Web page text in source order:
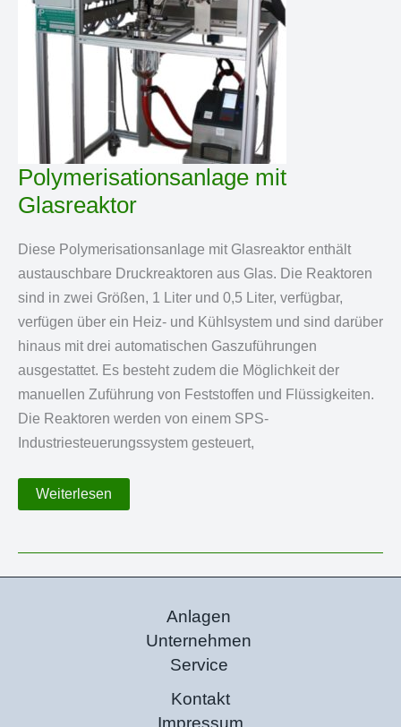
Polymerisationsanlage mit
Glasreaktor
Diese Polymerisationsanlage mit Glasreaktor enthält
austauschbare Druckreaktoren aus Glas. Die Reaktoren
sind in zwei Größen, 1 Liter und 0,5 Liter, verfügbar,
verfügen über ein Heiz- und Kühlsystem und sind darüber
hinaus mit drei automatischen Gaszuführungen
ausgestattet. Es besteht zudem die Möglichkeit der
manuellen Zuführung von Feststoffen und Flüssigkeiten.
Die Reaktoren werden von einem SPS-
Industriesteuerungssystem gesteuert,
Polymerisationsanlage
mit
Weiterlesen
Anlagen
Unternehmen
Service
Kontakt
Impressum